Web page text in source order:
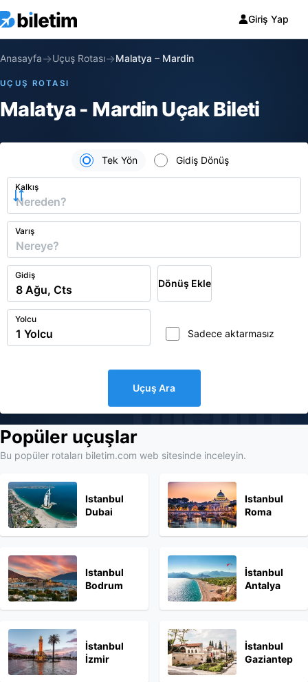
Giriş Yap
biletim
Anasayfa→Uçuş Rotası→Malatya – Mardin
UÇUŞ ROTASI
Malatya - Mardin Uçak Bileti
Tek Yön Gidiş Dönüş
Kalkış
Varış
Gidiş
Dönüş Ekle
Yolcu
Sadece aktarmasız
Uçuş Ara
Popüler uçuşlar
Bu popüler rotaları biletim.com web sitesinde inceleyin.
Istanbul
Dubai
Istanbul
Roma
Istanbul
Bodrum
İstanbul
Antalya
İstanbul
İzmir
İstanbul
Gaziantep